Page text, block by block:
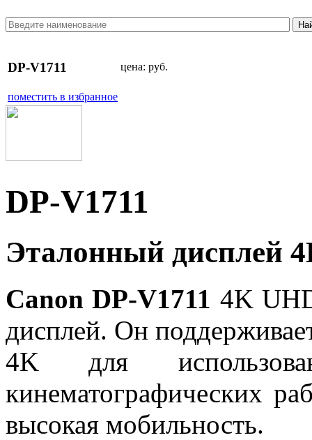
DP-V1711 цена: руб.
поместить в избранное
DP-V1711
Эталонный дисплей
Canon DP-V1711 4K
дисплей. Он
4K для
кинематографических
высокая мобильность.